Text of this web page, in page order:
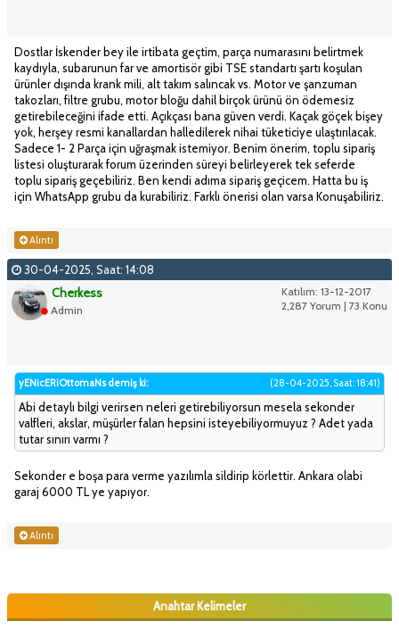
Dostlar İskender bey ile irtibata geçtim, parça numarasını belirtmek
kaydıyla, subarunun far ve amortisör gibi TSE standartı şartı koşulan
ürünler dışında krank mili, alt takım salıncak vs. Motor ve şanzuman
takozları, filtre grubu, motor bloğu dahil birçok ürünü ön ödemesiz
getirebileceğini ifade etti. Açıkçası bana güven verdi. Kaçak göçek bişey
yok, herşey resmi kanallardan halledilerek nihai tüketiciye ulaştırılacak.
Sadece 1- 2 Parça için uğraşmak istemiyor. Benim önerim, toplu sipariş
listesi oluşturarak forum üzerinden süreyi belirleyerek tek seferde
toplu sipariş geçebiliriz. Ben kendi adıma sipariş geçicem. Hatta bu iş
için WhatsApp grubu da kurabiliriz. Farklı önerisi olan varsa Konuşabiliriz.
Alıntı
30-04-2025, Saat: 14:08
Katılım: 13-12-2017
2,287 Yorum | 73 Konu
Cherkess
Admin
(28-04-2025, Saat: 18:41)
yENicERiOttomaNs demiş ki:
Abi detaylı bilgi verirsen neleri getirebiliyorsun mesela sekonder
valfleri, akslar, müşürler falan hepsini isteyebiliyormuyuz ? Adet yada
tutar sınırı varmı ?
Sekonder e boşa para verme yazılımla sildirip körlettir. Ankara olabi
garaj 6000 TL ye yapıyor.
Alıntı
Anahtar Kelimeler